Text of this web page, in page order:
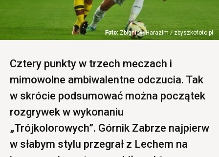
Zbigniew Harazim / zbyszkofoto.pl
Cztery punkty w trzech meczach i
mimowolne ambiwalentne odczucia. Tak
w skrócie podsumować można początek
rozgrywek w wykonaniu
„Trójkolorowych”. Górnik Zabrze najpierw
w słabym stylu przegrał z Lechem na